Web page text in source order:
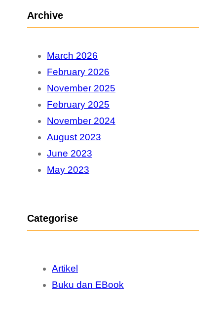
Archive
March 2026
February 2026
November 2025
February 2025
November 2024
August 2023
June 2023
May 2023
Categorise
Artikel
Buku dan EBook